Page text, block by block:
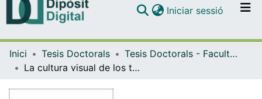
Navega per tot el DD
Iniciar sessió (current)
Inici Tesis Doctorals
Tesis Doctorals - Facultat - Belles Arts
La cultura visual de los tanos en el Río de la Plata: una aproximación etnográfica